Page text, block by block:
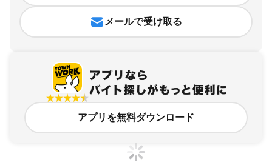
メールで受け取る
アプリを無料ダウンロード